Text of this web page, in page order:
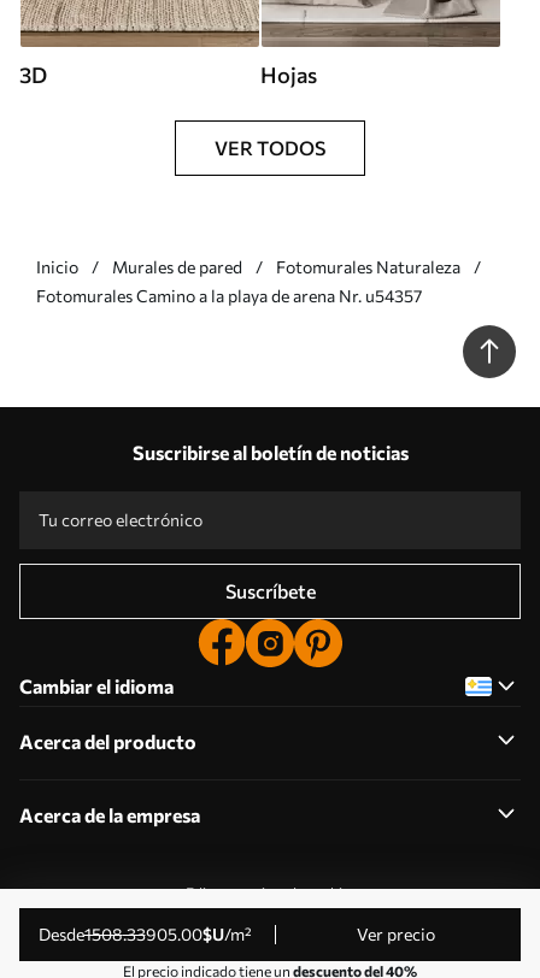
desde1508.33905.00$U/m² Ver precio
El precio indicado tiene un descuento del 40%
3D Hojas
VER TODOS
Inicio Murales de pared
Fotomurales Naturaleza
Fotomurales Camino a la playa de arena Nr. u54357
Suscribirse al boletín de noticias
Suscríbete
Cambiar el idioma
Acerca del producto
Acerca de la empresa
Editar permisos de cookies
© 2011-2026 Uwalls . Todos los derechos reservados.
Gestionado por KLW Sp. z o.o. CIF: PL9223057591.